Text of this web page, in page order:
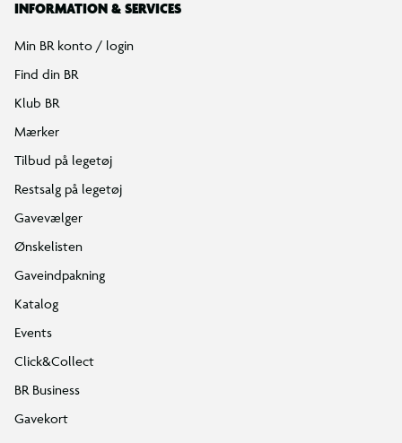
INFORMATION & SERVICES
Min BR konto / login
Find din BR
Klub BR
Mærker
Tilbud på legetøj
Restsalg på legetøj
Gavevælger
Ønskelisten
Gaveindpakning
Katalog
Events
Click&Collect
BR Business
Gavekort